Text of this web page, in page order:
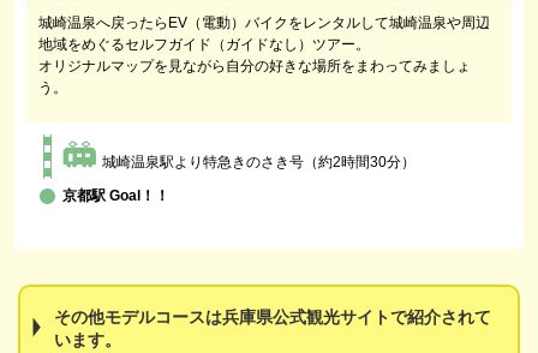
城崎温泉へ戻ったらEV（電動）バイクをレンタルして城崎温泉や周辺
地域をめぐるセルフガイド（ガイドなし）ツアー。
オリジナルマップを見ながら自分の好きな場所をまわってみましょ
う。
城崎温泉駅より特急きのさき号（約2時間30分）
京都駅 Goal！！
その他モデルコースは兵庫県公式観光サイトで紹介されて
います。